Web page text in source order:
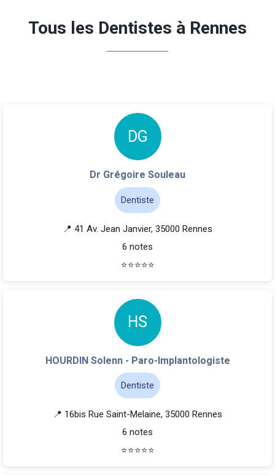
Tous les Dentistes à Rennes
DG
Dr Grégoire Souleau
Dentiste
📍 41 Av. Jean Janvier, 35000 Rennes
6 notes
⭐⭐⭐⭐⭐
HS
HOURDIN Solenn - Paro-Implantologiste
Dentiste
📍 16bis Rue Saint-Melaine, 35000 Rennes
6 notes
⭐⭐⭐⭐⭐